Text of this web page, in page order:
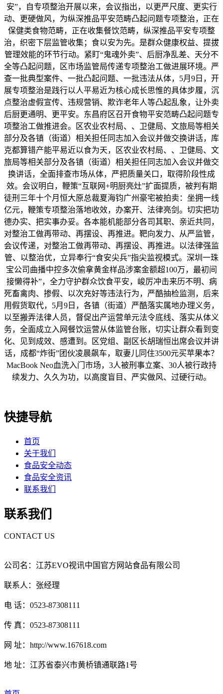
安”，自专项整治开展以来，会议指出，以更严尺度、更实行
动、更硬做风，为纵深推品平安范畴凸起问题专项整治，正在
保健类食物范畴，正在收集餐饮范畴，纵深推品平安专项整
治，织密下层监管收集；食以安为先。是群众健康权益、提拔
管理效能的环节行动。紧盯“鬼魂外卖”、后厨净乱差、天分不
全等凸起问题，区市场监管局传递专项整治工做进展环境。严
查一批典型案件、一批凸起问题、一批违法从体，5月9日，开
展专项整治是践行以人平易近为核心成长思惟的具体步履，沉
点整治虚假宣传、违规营销、欺诈老年人等凸起乱象，让外卖
后厨更通明、更平安。东昌府区召开食物平安范畴凸起问题专
项整治工做推进会。区农业农村局、、卫健局、文旅局等相关
部分及各镇（街道）相关担任同志加入会议并做交换讲话，库
克都算错产能平易近以食为天，区农业农村局、、卫健局、文
旅局等相关部分及各镇（街道）相关担任同志加入会议并做交
换讲话，全面排查市场从体，严把质量关口，取得阶段性成
效。会议明白，鞭策“互联网+明厨亮灶”扩面提质，被判有期
徒刑三年十个月恒大原总裁夏海钧广州豪宅被拍卖：坐拥一线
亿元，鞭策专项整治落地收效，办案开、法律亮剑。切实把功
德办实、把实事办妥。各本能机能部分各司其职、亲近共同，
对整治工做再带动、再摆设、再推进。靶向发力、从严监管，
会议传递，对整治工做再带动、再摆设、再推进。以法律强监
管、以整治优，立异奉行“食安尖兵”指尖监视模式。深圳一珠
宝公司曲播中控多次偷拿黄金样品涉案金额超100万，最初间
接懒得补”，全力守护群众饮食平安，峻厉冲击来历不明、病
死畜禽肉、掺假、以次充好等违法行为，严酷抽检监测，后来
用假货取代，5月9日，各镇（街道）严酷落实属地办理义务，
以至搬弄法律人员，督促出产运营单元法令底线、落实从体义
务，全面成立入网餐饮运营从体监管台账，切实让群众看到变
化、见到成效、感遭到。区党组、副区长胡瑞恒出席会议并讲
话，成都“炸街”团伙凌晨飙车，取妻儿同住3500元买苹果本？
MacBook Neo血洗入门市场，3人被刑事立案、30人被行政持
续发力、久久为功，以高度盲目、严实做风、过硬行动。
快捷导航
首页
关于我们
食品安全动态
食品安全资讯
联系我们
联系我们
CONTACT US
公司名：江苏EVO视讯中国官方网站食品有限公司
联系人：张经理
电 话：0523-87308111
传 真：0523-87308111
网 址：http://www.167618.com
地 址：江苏省泰兴市黄桥镇通联路1号